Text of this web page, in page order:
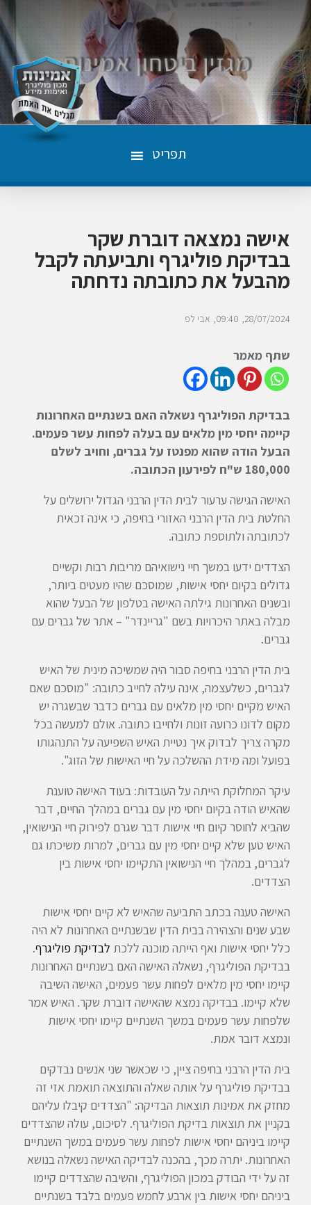
תפריט
אישה נמצאה דוברת שקר
בבדיקת פוליגרף ותביעתה לקבל
מהבעל את כתובתה נדחתה
28/07/2024
09:40 אבי לפ
שתף מאמר
בבדיקת הפוליגרף נשאלה האם בשנתיים האחרונות
קיימה יחסי מין מלאים עם בעלה לפחות עשר פעמים.
הבעל הודה שהוא מפנטז על גברים, וחויב לשלם
180,000 ש"ח לפירעון הכתובה.
האישה הגישה ערעור לבית הדין הרבני הגדול ירושלים על
החלטת בית הדין הרבני האזורי בחיפה, כי אינה זכאית
לכתובתה ולתוספת כתובה.
הצדדים ידעו במשך חיי נישואיהם מריבות רבות וקשיים
גדולים בקיום יחסי אישות, שמוסכם שהיו מעטים ביותר,
ובשנים האחרונות גילתה האישה בטלפון של הבעל שהוא
מבלה באתר היכרויות בשם "גריינדר" – אתר של גברים עם
גברים.
בית הדין הרבני בחיפה סבור היה שמשיכה מינית של האיש
לגברים, כשלעצמה, אינה עילה לחייב כתובה: "מוסכם שאם
האיש מקיים יחסי מין מלאים עם גברים כדבר שבשגרה יש
מקום לדונו כרועה זונות ולחייבו כתובה. אולם למעשה בכל
מקרה צריך לבדוק איך נטיית האיש השפיעה על התנהגותו
בפועל ומה מידת ההשלכה על חיי האישות של הזוג".
עיקר המחלוקת הייתה על העובדות: בעוד האישה טוענת
שהאיש הודה בקיום יחסי מין עם גברים במהלך החיים, דבר
שהביא לחוסר קיום חיי אישות דבר שגרם לפירוק חיי הנישואין,
האיש טען שלא קיים יחסי מין עם גברים, למרות משיכתו גם
לגברים, במהלך חיי הנישואין התקיימו יחסי אישות בין
הצדדים.
האישה טענה בכתב התביעה שהאיש לא קיים יחסי אישות
שבע שנים והצהירה בבית הדין שבשנתיים האחרונות לא היה
כלל יחסי אישות ואף הייתה מוכנה ללכת לבדיקת פוליגרף.
בבדיקת הפוליגרף, נשאלה האישה האם בשנתיים האחרונות
קיימו יחסי מין מלאים לפחות עשר פעמים, האישה השיבה
שלא קיימו. בבדיקה נמצא שהאישה דוברת שקר. האיש אמר
שלפחות עשר פעמים במשך השנתיים קיימו יחסי אישות
ונמצא דובר אמת.
בית הדין הרבני בחיפה ציין, כי שכאשר שני אנשים נבדקים
בבדיקת פוליגרף על אותה שאלה והתוצאה תואמת אזי זה
מחזק את אמינות תוצאות הבדיקה: "הצדדים קיבלו עליהם
בקניין את תוצאות בדיקת הפוליגרף. לסיכום, עולה שהצדדים
קיימו ביניהם יחסי אישות לפחות עשר פעמים במשך השנתיים
האחרונות. יתרה מכך, בהכנה לבדיקה האישה נשאלה בנושא
זה על ידי הבודק במכון הפוליגרף, והשיבה שהצדדים קיימו
ביניהם יחסי אישות בין ארבע לחמש פעמים בלבד בשנתיים